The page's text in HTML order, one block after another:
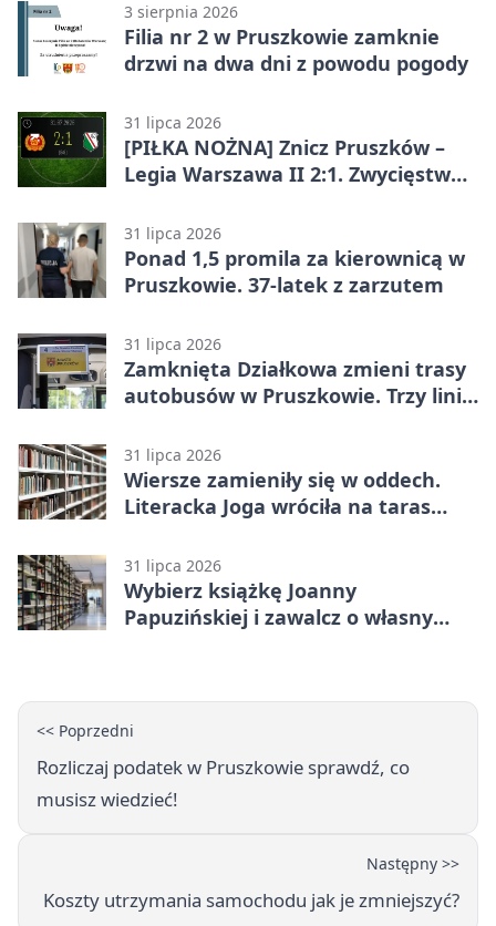
3 sierpnia 2026
Filia nr 2 w Pruszkowie zamknie
drzwi na dwa dni z powodu pogody
31 lipca 2026
[PIŁKA NOŻNA] Znicz Pruszków –
Legia Warszawa II 2:1. Zwycięstwo
minucie
31 lipca 2026
Ponad 1,5 promila za kierownicą w
Pruszkowie. 37-latek z zarzutem
31 lipca 2026
Zamknięta Działkowa zmieni trasy
autobusów w Pruszkowie. Trzy linie
31 lipca 2026
Wiersze zamieniły się w oddech.
Literacka Joga wróciła na taras
31 lipca 2026
Wybierz książkę Joanny
Papuzińskiej i zawalcz o własny
<< Poprzedni
Rozliczaj podatek w Pruszkowie sprawdź, co
musisz wiedzieć!
Następny >>
Koszty utrzymania samochodu jak je zmniejszyć?